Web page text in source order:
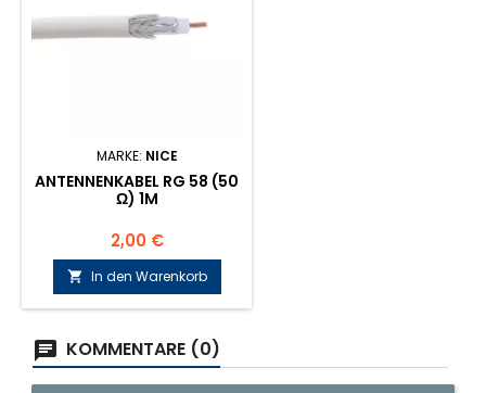
MARKE: NICE
ANTENNENKABEL RG 58 (50
Ω) 1M
Preis
2,00 €
 In den Warenkorb
KOMMENTARE (0)